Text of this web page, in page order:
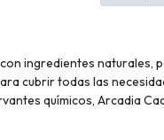
ingredientes
cubrir todas las
químicos, Arcadia